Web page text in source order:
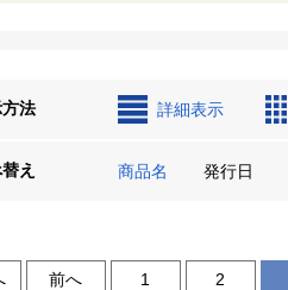
法 詳細表示
え 商品名 発行日
前へ 1 2